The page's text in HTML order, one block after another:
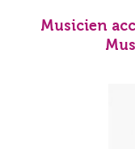
Musicien